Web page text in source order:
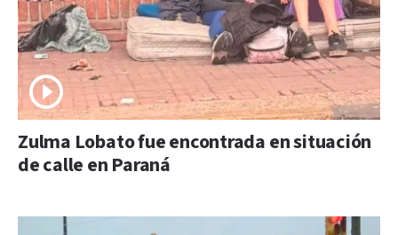
Zulma Lobato fue encontrada en situación
de calle en Paraná